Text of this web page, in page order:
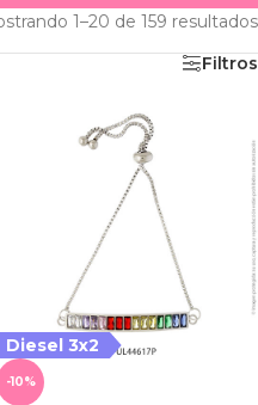
1–20 de 159 resultados
Filtros
Diesel 3x2
-10%